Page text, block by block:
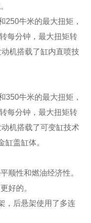
250牛米的最大扭矩，
每分钟，最大扭矩转
机搭载了缸内直喷技
350牛米的最大扭矩，
每分钟，最大扭矩转
机搭载了可变缸技术
缸盖缸体。
顺性和燃油经济性。
好的。
，后悬架使用了多连